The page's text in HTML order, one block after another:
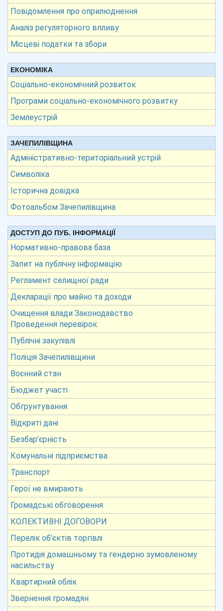
Повідомлення про оприлюднення
Аналіз регуляторного впливу
Місцеві податки та збори
ЕКОНОМІКА
Соціально-економічний розвиток
Програми соціально-економічного розвитку
Землеустрій
ЗАЧЕПИЛІВЩИНА
Адміністративно-територіальний устрій
Символіка
Історична довідка
Фотоальбом Зачепилівщина
ДОСТУП ДО ПУБ. ІНФОРМАЦІЇ
Нормативно-правова база
Запит на публічну інформацію
Регламент селищної ради
Декларації про майно та доходи
Очищення влади Законодавство
Проведення перевірок
Публічні закупівлі
Поліція Зачепилівщини
Воєнний стан
Бюджет участі
Обгрунтування
Відкриті дані
Безбар’єрність
Комунальні підприємства
Транспорт
Герої не вмирають
Громадські обговорення
КОЛЕКТИВНІ ДОГОВОРИ
Перелік об’єктів торгівлі
Протидія домашньому та гендерно зумовленому
насильству
Квартирний облік
Звернення громадян